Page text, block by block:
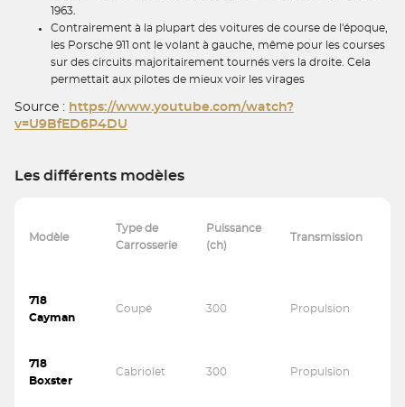
1963.
Contrairement à la plupart des voitures de course de l'époque,
les Porsche 911 ont le volant à gauche, même pour les courses
sur des circuits majoritairement tournés vers la droite. Cela
permettait aux pilotes de mieux voir les virages
Source : https://www.youtube.com/watch?
v=U9BfED6P4DU
Les différents modèles
Modèle
Type de
Carrosserie
Puissance
(ch)
Transmission
718
Cayman
Coupé 300 Propulsion
718
Boxster
Cabriolet 300 Propulsion